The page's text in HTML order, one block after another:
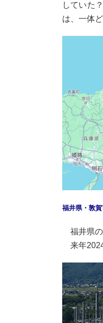
していた
は、一体
福井県・敦
福井県の
来年